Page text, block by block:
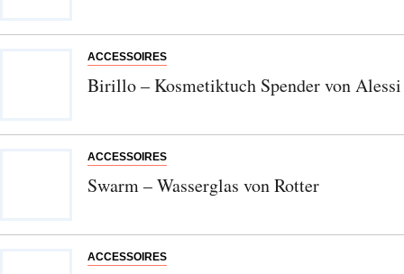
ACCESSOIRES
Birillo – Kosmetiktuch Spender von Alessi
ACCESSOIRES
Swarm – Wasserglas von Rotter
ACCESSOIRES
Abonnieren Sie unseren Newsletter
Entdecken Sie jede Woche neue schöne
Bitte schicken Sie mir bis zum Widerruf meiner
Einwilligung den Newsletter mit Informationen zu